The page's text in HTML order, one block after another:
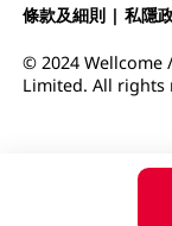
條款及細則 |私隱
© 2024 Wellcome
Limited. All rights